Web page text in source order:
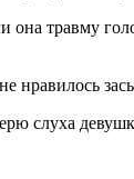
она травму
нравилось
слуха